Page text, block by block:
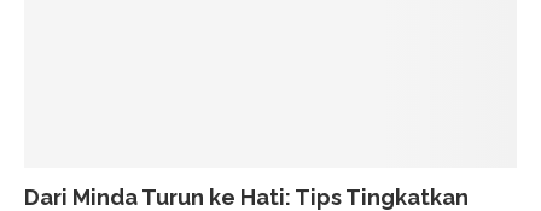
Dari Minda Turun ke Hati: Tips Tingkatkan